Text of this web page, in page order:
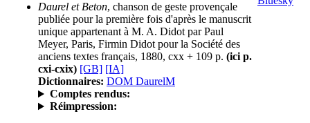
Daurel et Beton, chanson de geste provençale
publiée pour la première fois d'après le manuscrit
unique appartenant à M. A. Didot par Paul
Meyer, Paris, Firmin Didot pour la Société des
anciens textes français, 1880, cxx + 109 p. (ici p.
cxi-cxix) [GB] [IA]
Dictionnaires: DOM DaurelM
Comptes rendus:
Réimpression: